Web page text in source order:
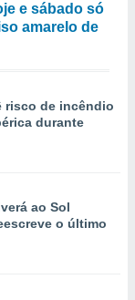
e sábado só
amarelo de
risco de incêndio
durante
ao Sol
o último